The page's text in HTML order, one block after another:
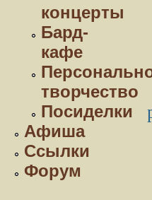
концерты
Бард-
кафе
творчество
Посиделки
Афиша
Ссылки
Форум